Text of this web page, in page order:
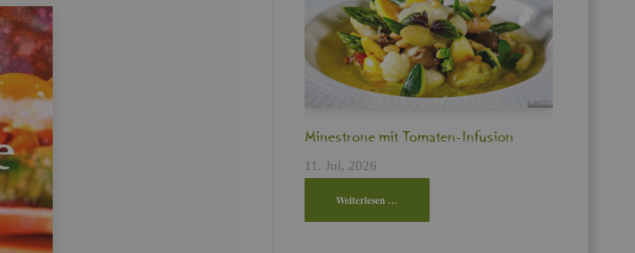
Min­es­tro­ne mit To­ma­ten-In­fu­si­on
11. Jul, 2026
Wei­ter­le­sen …